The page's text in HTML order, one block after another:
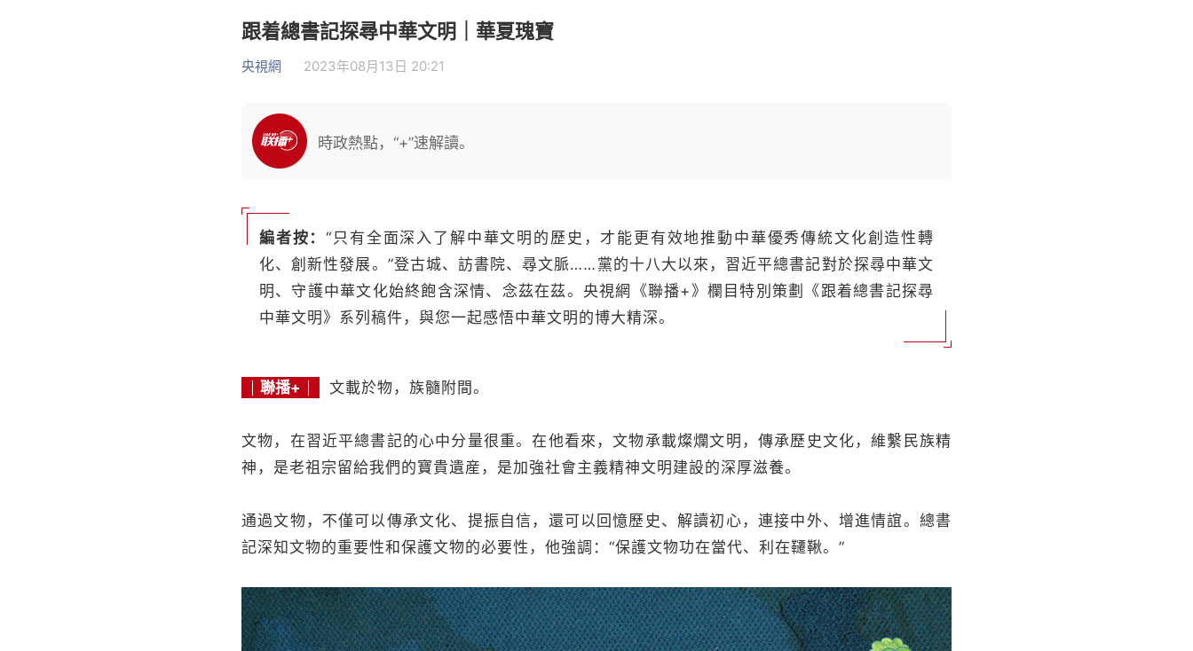
跟着總書記探尋中華文明｜華夏瑰寶
央視網 2023年08月13日 20:21
時政熱點，“+”速解讀。
編者按：“只有全面深入了解中華文明的歷史，才能更有效地推動中華優秀傳統文化創造性轉
化、創新性發展。”登古城、訪書院、尋文脈……黨的十八大以來，習近平總書記對於探尋中華文
明、守護中華文化始終飽含深情、念茲在茲。央視網《聯播+》欄目特別策劃《跟着總書記探尋
中華文明》系列稿件，與您一起感悟中華文明的博大精深。
聯播+ 文載於物，族髓附間。
文物，在習近平總書記的心中分量很重。在他看來，文物承載燦爛文明，傳承歷史文化，維繫民族精
神，是老祖宗留給我們的寶貴遺産，是加強社會主義精神文明建設的深厚滋養。
通過文物，不僅可以傳承文化、提振自信，還可以回憶歷史、解讀初心，連接中外、增進情誼。總書
記深知文物的重要性和保護文物的必要性，他強調：“保護文物功在當代、利在韆鞦。”